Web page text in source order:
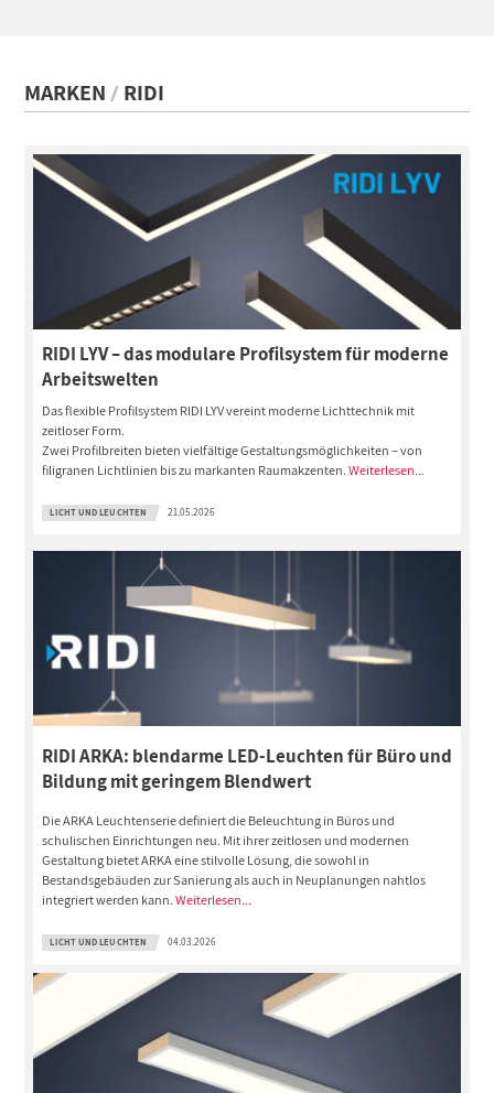
MARKEN RIDI
RIDI LYV – das modulare Profilsystem für moderne
Arbeitswelten
Das flexible Profilsystem RIDI LYV vereint moderne Lichttechnik mit
zeitloser Form.
Zwei Profilbreiten bieten vielfältige Gestaltungsmöglichkeiten – von
filigranen Lichtlinien bis zu markanten Raumakzenten.Weiterlesen...
LICHT UND LEUCHTEN 21.05.2026
RIDI ARKA: blendarme LED-Leuchten für Büro und
Bildung mit geringem Blendwert
Die ARKA Leuchtenserie definiert die Beleuchtung in Büros und
schulischen Einrichtungen neu. Mit ihrer zeitlosen und modernen
Gestaltung bietet ARKA eine stilvolle Lösung, die sowohl in
Bestandsgebäuden zur Sanierung als auch in Neuplanungen nahtlos
integriert werden kann.Weiterlesen...
LICHT UND LEUCHTEN 04.03.2026